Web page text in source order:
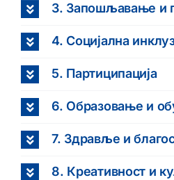
3. Запошљавање и
4. Социјална
5. Партиципација
6. Образовање и
7. Здравље и
8. Креативност и